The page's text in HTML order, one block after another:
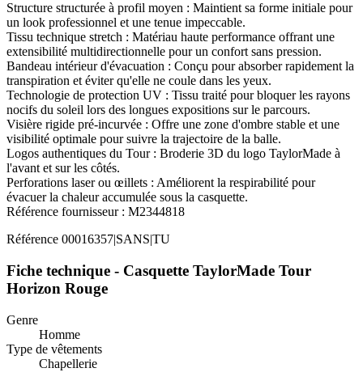
Structure structurée à profil moyen : Maintient sa forme initiale pour
un look professionnel et une tenue impeccable.
Tissu technique stretch : Matériau haute performance offrant une
extensibilité multidirectionnelle pour un confort sans pression.
Bandeau intérieur d'évacuation : Conçu pour absorber rapidement la
transpiration et éviter qu'elle ne coule dans les yeux.
Technologie de protection UV : Tissu traité pour bloquer les rayons
nocifs du soleil lors des longues expositions sur le parcours.
Visière rigide pré-incurvée : Offre une zone d'ombre stable et une
visibilité optimale pour suivre la trajectoire de la balle.
Logos authentiques du Tour : Broderie 3D du logo TaylorMade à
l'avant et sur les côtés.
Perforations laser ou œillets : Améliorent la respirabilité pour
évacuer la chaleur accumulée sous la casquette.
Référence fournisseur : M2344818
Référence 00016357|SANS|TU
Fiche technique - Casquette TaylorMade Tour
Horizon Rouge
Genre
Homme
Type de vêtements
Chapellerie